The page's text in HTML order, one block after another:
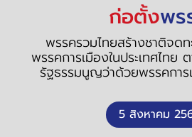
ก่อตั้งพร
พรรครวมไทยสร้างชาติจด
พรรคการเมืองในประเทศไทย
รัฐธรรมนูญว่าด้วยพรรคกา
5 สิงหาคม